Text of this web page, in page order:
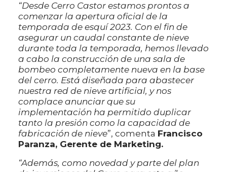
“Desde Cerro Castor estamos prontos a
comenzar la apertura oficial de la
temporada de esquí 2023. Con el fin de
asegurar un caudal constante de nieve
durante toda la temporada, hemos llevado
a cabo la construcción de una sala de
bombeo completamente nueva en la base
del cerro. Está diseñada para abastecer
nuestra red de nieve artificial, y nos
complace anunciar que su
implementación ha permitido duplicar
tanto la presión como la capacidad de
fabricación de nieve”, comenta Francisco
Paranza, Gerente de Marketing.
“Además, como novedad y parte del plan